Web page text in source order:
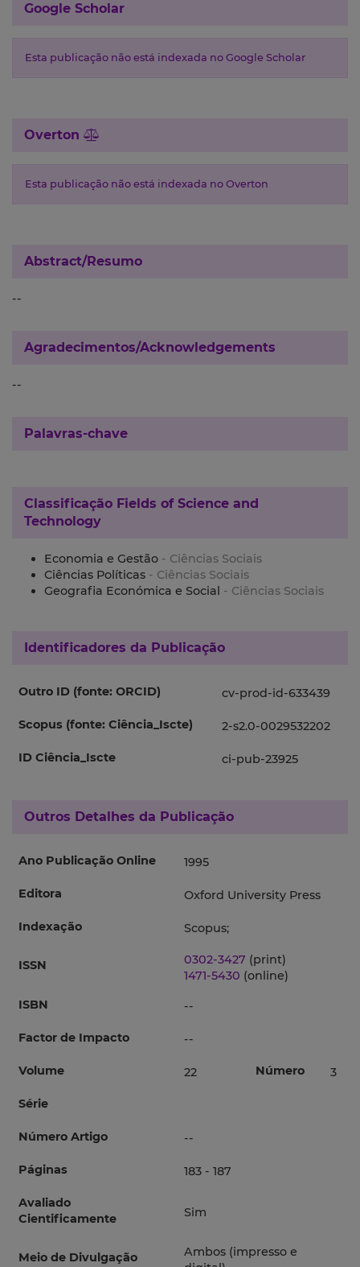
Google Scholar
Esta publicação não está indexada no Google Scholar
Overton
Esta publicação não está indexada no Overton
Abstract/Resumo
--
Agradecimentos/Acknowledgements
--
Palavras-chave
Classificação Fields of Science and
Technology
Economia e Gestão - Ciências Sociais
Ciências Políticas - Ciências Sociais
Geografia Económica e Social - Ciências Sociais
Identificadores da Publicação
Outro ID (fonte: ORCID) cv-prod-id-633439
Scopus (fonte: Ciência_Iscte) 2-s2.0-0029532202
ID Ciência_Iscte ci-pub-23925
Outros Detalhes da Publicação
Ano Publicação Online 1995
Editora Oxford University Press
Indexação Scopus;
ISSN 0302-3427 (print)
1471-5430 (online)
ISBN
--
Factor de Impacto --
Volume 22 Número 3
Série
Número Artigo --
Páginas 183 - 187
Avaliado
Cientificamente
Sim
Meio de Divulgação
Ambos (impresso e